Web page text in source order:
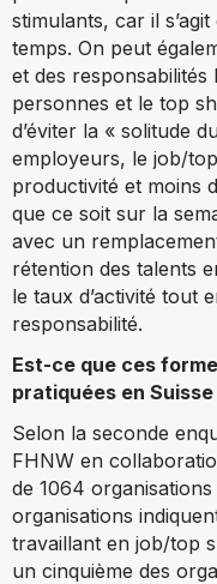
stimulants, car il
temps. On peut
et des
personnes et le top
d’éviter la « solitude
employeurs, le job/
productivité et moins
que ce soit sur la
avec un
rétention des talents
le taux d’activité tout
responsabilité.
Est-ce que ces
pratiquées en Suisse
Selon la seconde
FHNW en
de 1064
organisations
travaillant en job/top
un cinquième des